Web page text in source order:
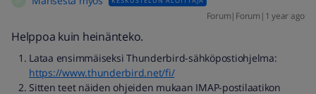
Forum|Forum|1 year ago
Helppoa kuin heinänteko.
Lataa ensimmäiseksi Thunderbird-sähköpostiohjelma:
https://www.thunderbird.net/fi/
Sitten teet näiden ohjeiden mukaan IMAP-postilaatikon